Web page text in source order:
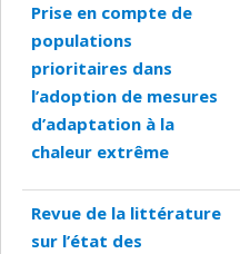
Prise en compte de
populations
prioritaires dans
l’adoption de mesures
d’adaptation à la
chaleur extrême
Revue de la littérature
sur l’état des